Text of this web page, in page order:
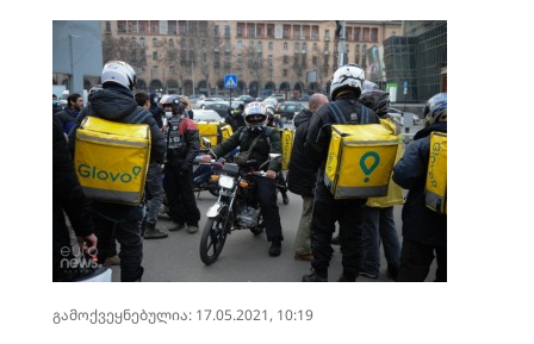
გამოქვეყნებულია: 17.05.2021, 10:19